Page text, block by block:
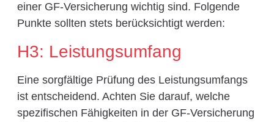
einer GF-Versicherung wichtig sind. Folgende
Punkte sollten stets berücksichtigt werden:
H3: Leistungsumfang
Eine sorgfältige Prüfung des Leistungsumfangs
ist entscheidend. Achten Sie darauf, welche
spezifischen Fähigkeiten in der GF-Versicherung